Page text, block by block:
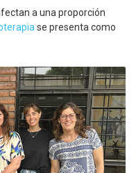
a una proporción
se presenta como